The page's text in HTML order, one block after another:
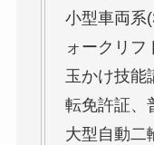
小型車両系
ォークリフ
玉かけ技能
転免許証、
大型自動二